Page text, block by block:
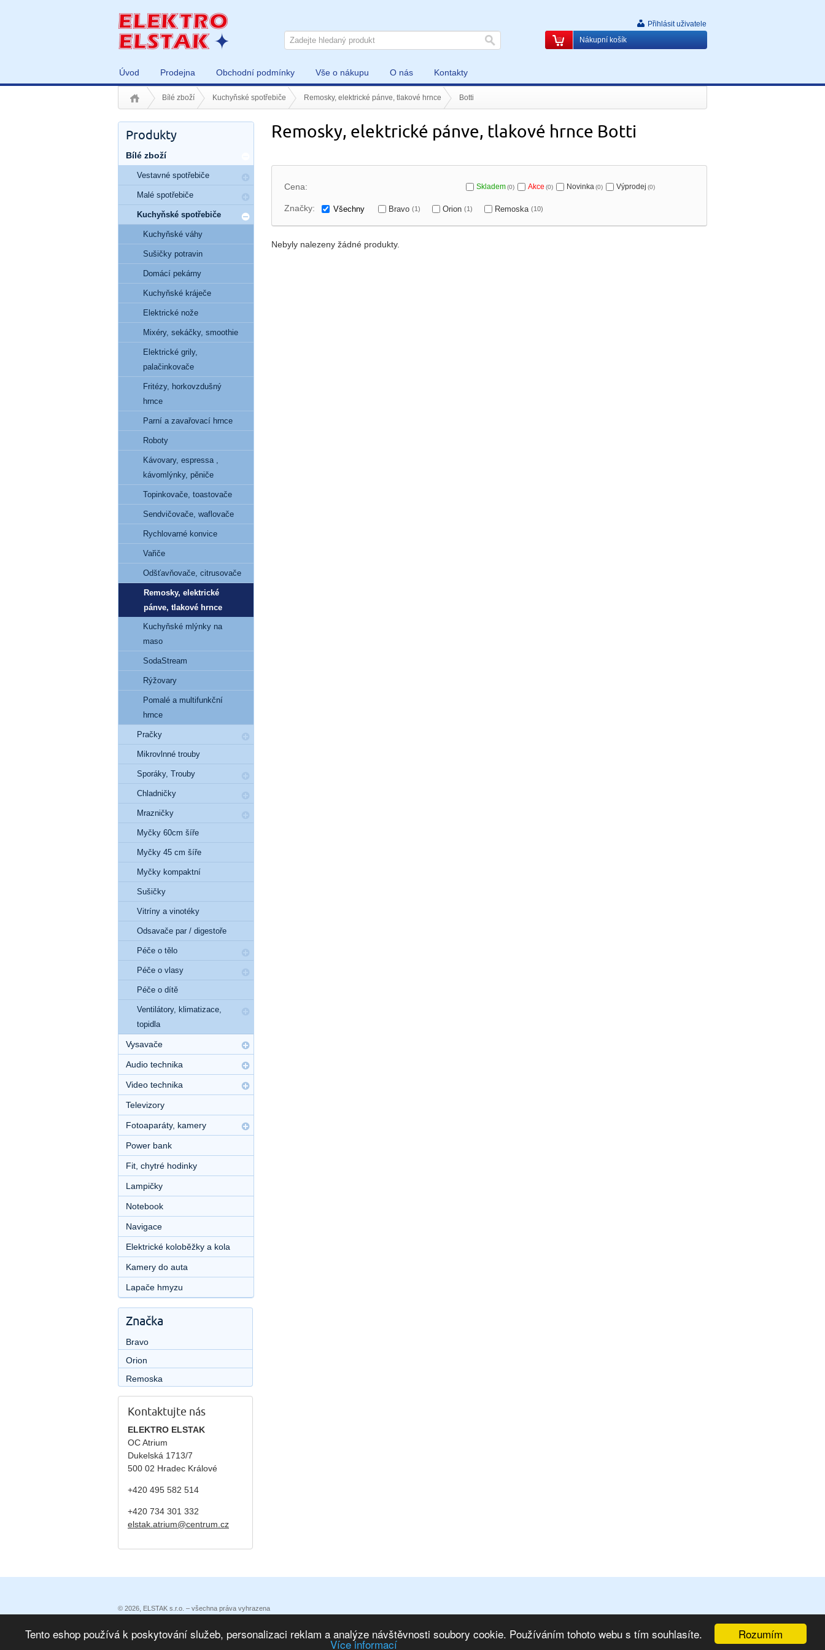
Rozumím
Tento eshop používá k poskytování služeb, personalizaci reklam a analýze návštěvnosti soubory cookie. Používáním tohoto webu s tím souhlasíte.
Více informací
Úvod Prodejna Obchodní podmínky Vše o nákupu O nás Kontakty
Přihlásit uživatele
Nákupní košík
Bílé zboží Kuchyňské spotřebiče Remosky, elektrické pánve, tlakové hrnce Botti
Remosky, elektrické pánve, tlakové hrnce Botti
Cena: Skladem(0) Akce (0) Novinka(0) Výprodej (0)
Značky: Všechny Bravo (1) Orion (1) Remoska (10)
Nebyly nalezeny žádné produkty.
Produkty
Bílé zboží
Vestavné spotřebiče
Malé spotřebiče
Kuchyňské spotřebiče
Kuchyňské váhy
Sušičky potravin
Domácí pekárny
Kuchyňské kráječe
Elektrické nože
Mixéry, sekáčky, smoothie
Elektrické grily,
palačinkovače
Fritézy, horkovzdušný
hrnce
Parní a zavařovací hrnce
Roboty
Kávovary, espressa ,
kávomlýnky, pěniče
Topinkovače, toastovače
Sendvičovače, waflovače
Rychlovarné konvice
Vařiče
Odšťavňovače, citrusovače
Remosky, elektrické
pánve, tlakové hrnce
Kuchyňské mlýnky na
maso
SodaStream
Rýžovary
Pomalé a multifunkční
hrnce
Pračky
Mikrovlnné trouby
Sporáky, Trouby
Chladničky
Mrazničky
Myčky 60cm šíře
Myčky 45 cm šíře
Myčky kompaktní
Sušičky
Vitríny a vinotéky
Odsavače par / digestoře
Péče o tělo
Péče o vlasy
Péče o dítě
Ventilátory, klimatizace,
topidla
Vysavače
Audio technika
Video technika
Televizory
Fotoaparáty, kamery
Power bank
Fit, chytré hodinky
Lampičky
Notebook
Navigace
Elektrické koloběžky a kola
Kamery do auta
Lapače hmyzu
Značka
Bravo
Orion
Remoska
Kontaktujte nás
ELEKTRO ELSTAK
OC Atrium
Dukelská 1713/7
500 02 Hradec Králové
+420 495 582 514
+420 734 301 332
elstak.atrium@centrum.cz
© 2026, ELSTAK s.r.o. – všechna práva vyhrazena
Eshop vytvořila eBRÁNA
|eBRÁNA eshop s propojením na IS|Marketing eshopu